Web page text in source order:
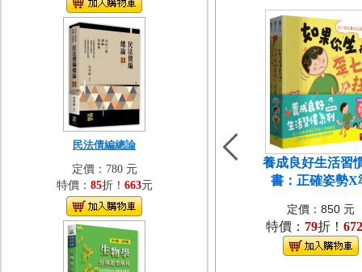
民法債編總論
定價：780 元
特價： 85折！ 663元
養成良好生活習
書：正確姿勢X
定價：850 元
特價： 79折！ 672